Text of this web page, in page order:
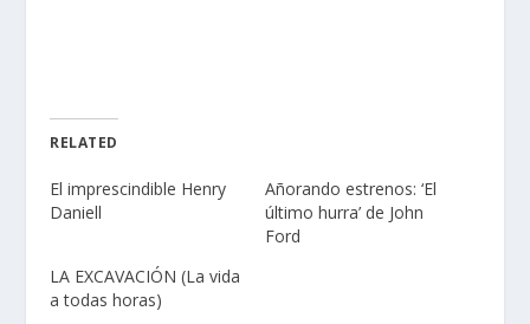
RELATED
El imprescindible Henry
Daniell
Añorando estrenos: ‘El
último hurra’ de John
Ford
LA EXCAVACIÓN (La vida
a todas horas)